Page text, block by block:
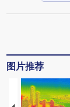
图片推荐